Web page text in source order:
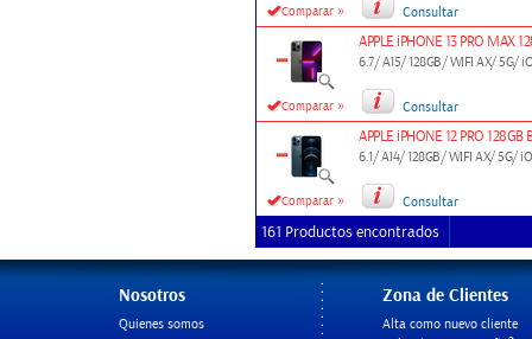
Comparar » Consultar
Comparar »
APPLE iPHONE 13 PRO MAX
6.7/ A15/ 128GB/ WIFI AX/ 5G/
Consultar
Comparar »
APPLE iPHONE 12 PRO
6.1/ A14/ 128GB/ WIFI AX/ 5G/
Consultar
161 Productos encontrados
Nosotros
Quienes somos
Zona de Clientes
Alta como nuevo cliente